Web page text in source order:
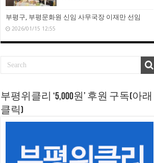
부평구, 부평문화원 신임 사무국장 이재만 선임
2026/01/15 12:55
부평위클리 ‘5,000원’ 후원 구독(아래
클릭)